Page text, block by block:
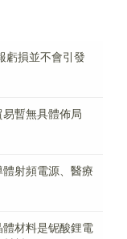
虧損並不會引發
暫無具體佈局
射頻電源、醫療
材料是铌酸鋰電